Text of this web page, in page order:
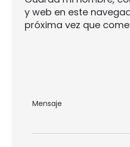
y web en este
próxima vez que